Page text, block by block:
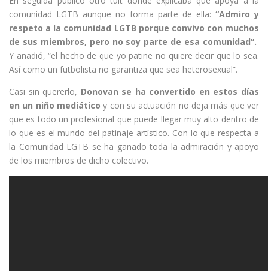
comunidad LGTB aunque no forma parte de ella: “Admiro y
respeto a la comunidad LGTB porque convivo con muchos
de sus miembros, pero no soy parte de esa comunidad”.
Y añadió, “el hecho de que yo patine no quiere decir que lo sea.
Así como un futbolista no garantiza que sea heterosexual”.
Casi sin quererlo, Donovan se ha convertido en estos días
en un niño mediático y con su actuación no deja más que ver
que es todo un profesional que puede llegar muy alto dentro de
lo que es el mundo del patinaje artístico. Con lo que respecta a
la Comunidad LGTB se ha ganado toda la admiración y apoyo
de los miembros de dicho colectivo.